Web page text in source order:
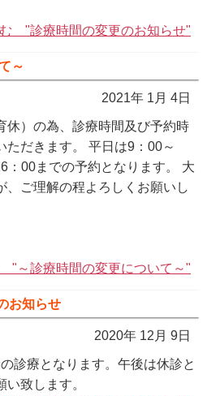
"診療時間の変更のお知らせ"
～
2021年 1月 4日
休）の為、診療時間及び予約時
ただきます。 平日は9：00～
：00までの予約となります。 大
、ご理解の程よろしくお願いし
"～診療時間の変更について～"
お知らせ
2020年 12月 9日
診療となります。午後は休診と
致します。